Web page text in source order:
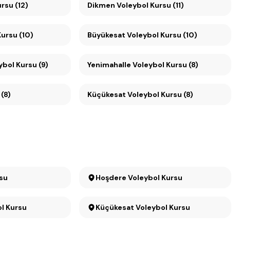
Kursu (12) Dikmen Voleybol Kursu (11)
(10) Büyükesat Voleybol Kursu (10)
Kursu (9) Yenimahalle Voleybol Kursu (8)
Küçükesat Voleybol Kursu (8)
Hoşdere Voleybol Kursu
Kursu Küçükesat Voleybol Kursu